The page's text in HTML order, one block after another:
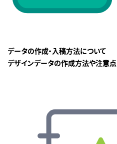
データの作成・入稿方法について
デザインデータの作成方法や注意点